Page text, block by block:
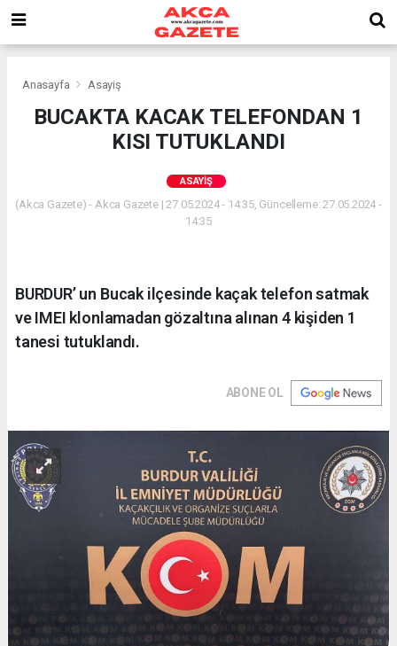
Anasayfa Asayiş
BUCAKTA KACAK TELEFONDAN 1
KISI TUTUKLANDI
ASAYIŞ
(Akca Gazete) - Akca Gazete | 27.05.2024 - 14:35, Güncelleme: 27.05.2024 -
14:35
BURDUR’ un Bucak ilçesinde kaçak telefon satmak
ve IMEI klonlamadan gözaltına alınan 4 kişiden 1
tanesi tutuklandı.
ABONE OL